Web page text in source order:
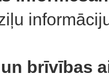
brīvības